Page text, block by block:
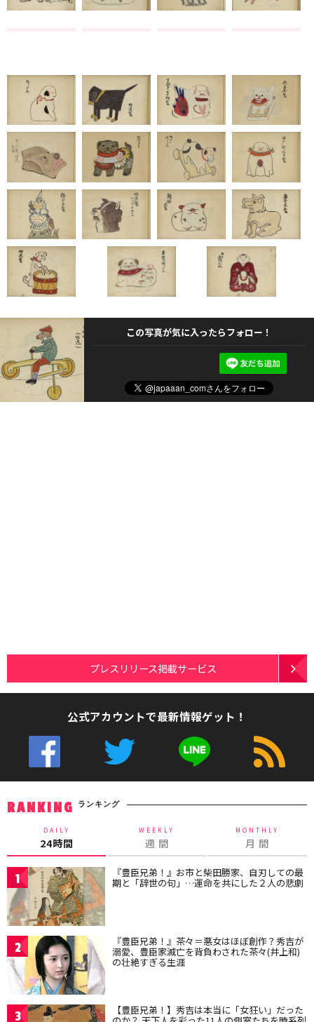
この写真が気に入ったらフォロー！
プレスリリース掲載サービス
公式アカウントで最新情報ゲット！
RANKING ランキング
DAILY
24時間
WEEKLY
週 間
MONTHLY
月 間
1 『豊臣兄弟！』お市と柴田勝家、自刃しての最
期と「辞世の句」…運命を共にした２人の悲劇
2 『豊臣兄弟！』茶々＝悪女はほぼ創作？秀吉が
溺愛、豊臣家滅亡を背負わされた茶々(井上和)
の壮絶すぎる生涯
3 【豊臣兄弟！】秀吉は本当に「女狂い」だった